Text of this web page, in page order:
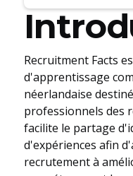
Recruitment Facts
d'apprentissage
néerlandaise
professionnels des
facilite le partage
d'expériences afin
recrutement à